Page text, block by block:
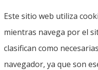
Este sitio web utiliza
mientras navega por el
clasifican como
navegador, ya que son